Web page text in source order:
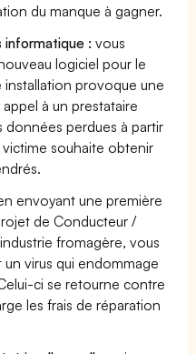
du manque à gagner.
informatique : vous
logiciel pour le
provoque une
à un prestataire
perdues à partir
victime souhaite obtenir
envoyant une première
de Conducteur /
fromagère, vous
virus qui endommage
ci se retourne contre
les frais de réparation